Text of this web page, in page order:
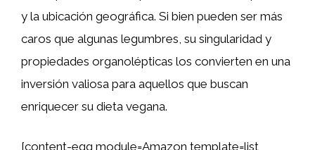
y la ubicación geográfica. Si bien pueden ser más
caros que algunas legumbres, su singularidad y
propiedades organolépticas los convierten en una
inversión valiosa para aquellos que buscan
enriquecer su dieta vegana.
[content-egg module=Amazon template=list